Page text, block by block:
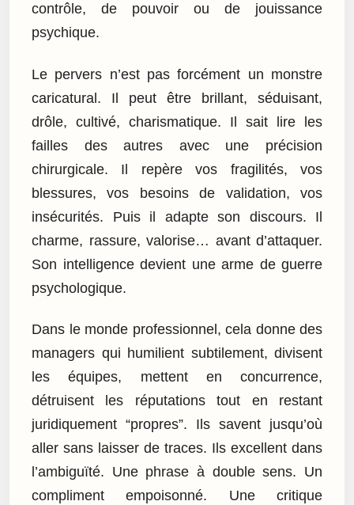
contrôle, de pouvoir ou de jouissance
psychique.
Le pervers n’est pas forcément un monstre
caricatural. Il peut être brillant, séduisant,
drôle, cultivé, charismatique. Il sait lire les
failles des autres avec une précision
chirurgicale. Il repère vos fragilités, vos
blessures, vos besoins de validation, vos
insécurités. Puis il adapte son discours. Il
charme, rassure, valorise… avant d’attaquer.
Son intelligence devient une arme de guerre
psychologique.
Dans le monde professionnel, cela donne des
managers qui humilient subtilement, divisent
les équipes, mettent en concurrence,
détruisent les réputations tout en restant
juridiquement “propres”. Ils savent jusqu’où
aller sans laisser de traces. Ils excellent dans
l’ambiguïté. Une phrase à double sens. Un
compliment empoisonné. Une critique